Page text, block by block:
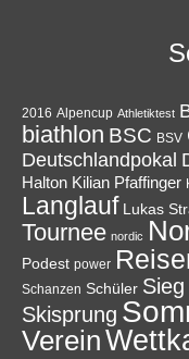
2016 Alpencup Athletiktest
biathlon BSC BSV
Deutschlandpokal
Halton Kilian Pfaffinger
Langlauf Lukas
Tournee nordic
Podest power
Schanzen Schüler Sieg
Skisprung
Verein